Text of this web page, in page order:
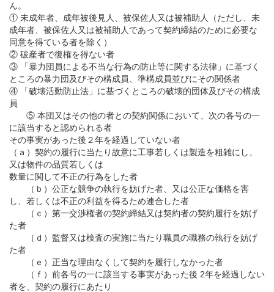
ん。
① 未成年者、成年被後見人、被保佐人又は被補助人（ただし、未
成年者、被保佐人又は被補助人であって契約締結のために必要な
同意を得ている者を除く）
② 破産者で復権を得ない者
③ 「暴力団員による不当な行為の防止等に関する法律」に基づく
ところの暴力団及びその構成員、準構成員並びにその関係者
④ 「破壊活動防止法」に基づくところの破壊的団体及びその構成
員
⑤ 本団又はその他の者との契約関係において、次の各号の一
に該当すると認められる者
その事実があった後２年を経過していない者
（ａ）契約の履行に当たり故意に工事若しくは製造を粗雑にし、
又は物件の品質若しくは
数量に関して不正の行為をした者
（ｂ）公正な競争の執行を妨げた者、又は公正な価格を害
し、若しくは不正の利益を得るため連合した者
（ｃ）第一交渉権者の契約締結又は契約者の契約履行を妨げ
た者
（ｄ）監督又は検査の実施に当たり職員の職務の執行を妨げ
た者
（ｅ）正当な理由なくして契約を履行しなかった者
（ｆ）前各号の一に該当する事実があった後 2年を経過しない
者を、契約の履行にあたり